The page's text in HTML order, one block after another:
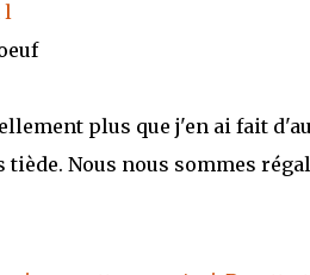
plus que j'en ai fait
Nous nous sommes